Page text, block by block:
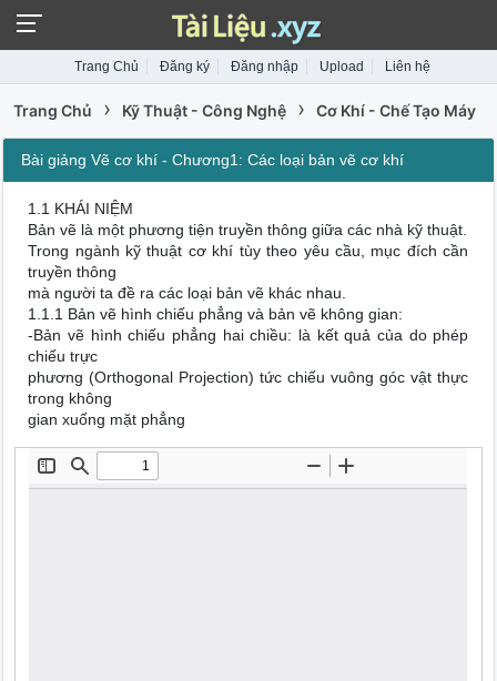
Trang Chủ Đăng ký Đăng nhập Upload Liên hệ
Trang Chủ › Kỹ Thuật - Công Nghệ › Cơ Khí - Chế Tạo Máy
Bài giảng Vẽ cơ khí - Chương1: Các loại bản vẽ cơ khí
1.1 KHÁI NIỆM
Bản vẽ là một phương tiện truyền thông giữa các nhà kỹ thuật.
Trong ngành kỹ thuật cơ khí tùy theo yêu cầu, mục đích cần
truyền thông
mà người ta đề ra các loại bản vẽ khác nhau.
1.1.1 Bản vẽ hình chiếu phẳng và bản vẽ không gian:
-Bản vẽ hình chiếu phẳng hai chiều: là kết quả của do phép
chiếu trực
phương (Orthogonal Projection) tức chiếu vuông góc vật thực
trong không
gian xuống mặt phẳng